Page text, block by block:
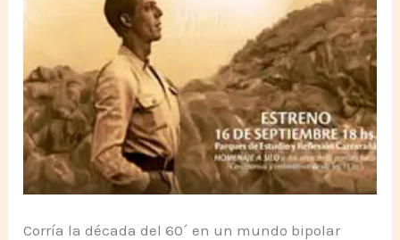
Corría la década del 60´ en un mundo bipolar